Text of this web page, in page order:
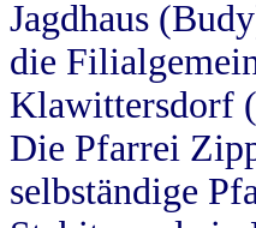
Jagdhaus
die
Klawittersdorf
Die Pfarrei
selbständige